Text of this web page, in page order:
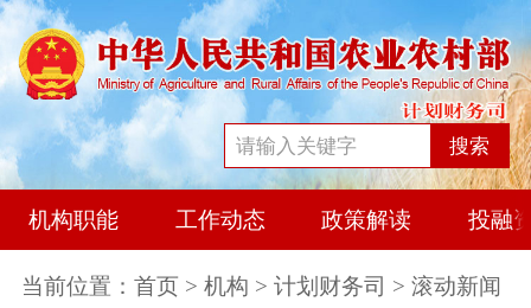
搜索
机构职能 工作动态 政策解读 投融
当前位置： 首页 > 机构 > 计划财务司 > 滚动新闻